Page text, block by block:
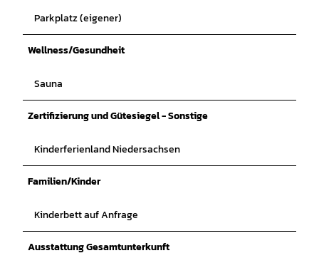
Parkplatz (eigener)
Wellness/Gesundheit
Sauna
Zertifizierung und Gütesiegel - Sonstige
Kinderferienland Niedersachsen
Familien/Kinder
Kinderbett auf Anfrage
Ausstattung Gesamtunterkunft